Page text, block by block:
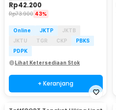
Rp42.200
Rp73.900 43%
Online JKTP
JKTB
JKTU
TGR CKP
PBKS
PDPK
Lihat Ketersediaan Stok
+ Keranjang